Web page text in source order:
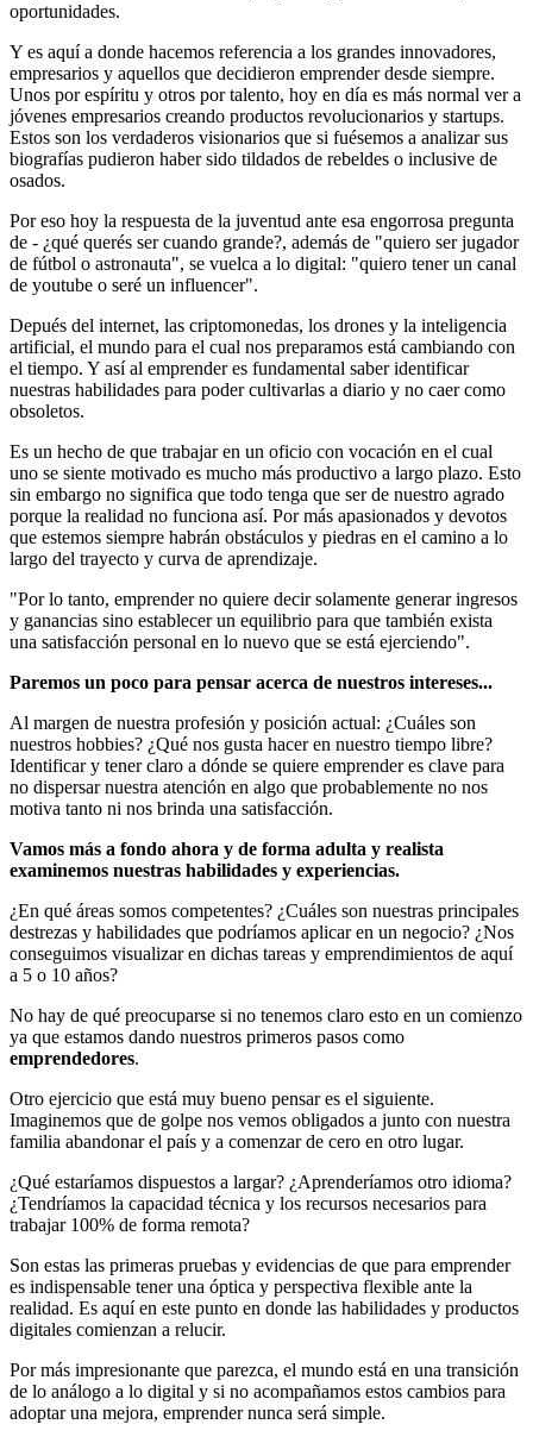
oportunidades.
Y es aquí a donde hacemos referencia a los grandes innovadores,
empresarios y aquellos que decidieron emprender desde siempre.
Unos por espíritu y otros por talento, hoy en día es más normal ver a
jóvenes empresarios creando productos revolucionarios y startups.
Estos son los verdaderos visionarios que si fuésemos a analizar sus
biografías pudieron haber sido tildados de rebeldes o inclusive de
osados.
Por eso hoy la respuesta de la juventud ante esa engorrosa pregunta
de - ¿qué querés ser cuando grande?, además de "quiero ser jugador
de fútbol o astronauta", se vuelca a lo digital: "quiero tener un canal
de youtube o seré un influencer".
Depués del internet, las criptomonedas, los drones y la inteligencia
artificial, el mundo para el cual nos preparamos está cambiando con
el tiempo. Y así al emprender es fundamental saber identificar
nuestras habilidades para poder cultivarlas a diario y no caer como
obsoletos.
Es un hecho de que trabajar en un oficio con vocación en el cual
uno se siente motivado es mucho más productivo a largo plazo. Esto
sin embargo no significa que todo tenga que ser de nuestro agrado
porque la realidad no funciona así. Por más apasionados y devotos
que estemos siempre habrán obstáculos y piedras en el camino a lo
largo del trayecto y curva de aprendizaje.
"Por lo tanto, emprender no quiere decir solamente generar ingresos
y ganancias sino establecer un equilibrio para que también exista
una satisfacción personal en lo nuevo que se está ejerciendo".
Paremos un poco para pensar acerca de nuestros intereses...
Al margen de nuestra profesión y posición actual: ¿Cuáles son
nuestros hobbies? ¿Qué nos gusta hacer en nuestro tiempo libre?
Identificar y tener claro a dónde se quiere emprender es clave para
no dispersar nuestra atención en algo que probablemente no nos
motiva tanto ni nos brinda una satisfacción.
Vamos más a fondo ahora y de forma adulta y realista
examinemos nuestras habilidades y experiencias.
¿En qué áreas somos competentes? ¿Cuáles son nuestras principales
destrezas y habilidades que podríamos aplicar en un negocio? ¿Nos
conseguimos visualizar en dichas tareas y emprendimientos de aquí
a 5 o 10 años?
No hay de qué preocuparse si no tenemos claro esto en un comienzo
ya que estamos dando nuestros primeros pasos como
emprendedores.
Otro ejercicio que está muy bueno pensar es el siguiente.
Imaginemos que de golpe nos vemos obligados a junto con nuestra
familia abandonar el país y a comenzar de cero en otro lugar.
¿Qué estaríamos dispuestos a largar? ¿Aprenderíamos otro idioma?
¿Tendríamos la capacidad técnica y los recursos necesarios para
trabajar 100% de forma remota?
Son estas las primeras pruebas y evidencias de que para emprender
es indispensable tener una óptica y perspectiva flexible ante la
realidad. Es aquí en este punto en donde las habilidades y productos
digitales comienzan a relucir.
Por más impresionante que parezca, el mundo está en una transición
de lo análogo a lo digital y si no acompañamos estos cambios para
adoptar una mejora, emprender nunca será simple.